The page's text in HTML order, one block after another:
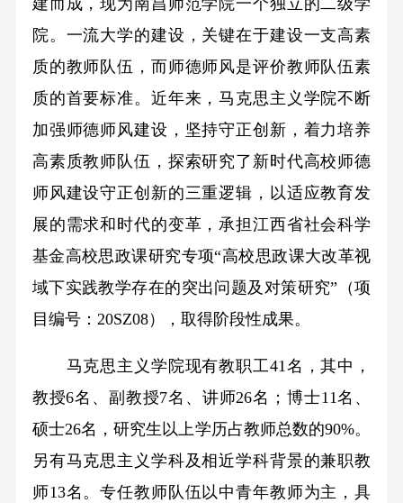
院。一流大学的建设，关键在于建设一支高素
质的教师队伍，而师德师风是评价教师队伍素
质的首要标准。近年来，马克思主义学院不断
加强师德师风建设，坚持守正创新，着力培养
高素质教师队伍，探索研究了新时代高校师德
师风建设守正创新的三重逻辑，以适应教育发
展的需求和时代的变革，承担江西省社会科学
基金高校思政课研究专项“高校思政课大改革视
域下实践教学存在的突出问题及对策研究”（项
目编号：20SZ08），取得阶段性成果。
马克思主义学院现有教职工41名，其中，
教授6名、副教授7名、讲师26名；博士11名、
硕士26名，研究生以上学历占教师总数的90%。
另有马克思主义学科及相近学科背景的兼职教
师13名。专任教师队伍以中青年教师为主，具